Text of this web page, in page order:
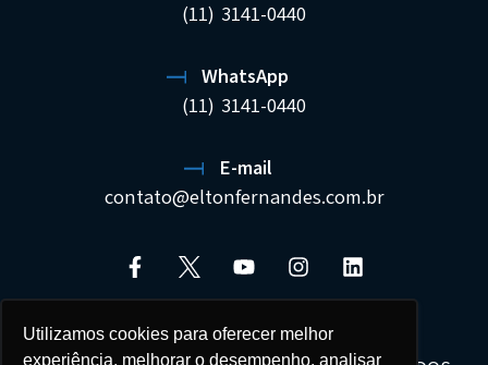
Utilizamos cookies para oferecer melhor
experiência, melhorar o desempenho, analisar
(11) 3141-0440
WhatsApp
(11) 3141-0440
E-mail
contato@eltonfernandes.com.br